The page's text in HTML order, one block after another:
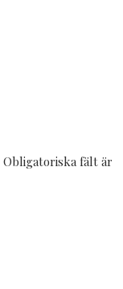
Obligatoriska fält är